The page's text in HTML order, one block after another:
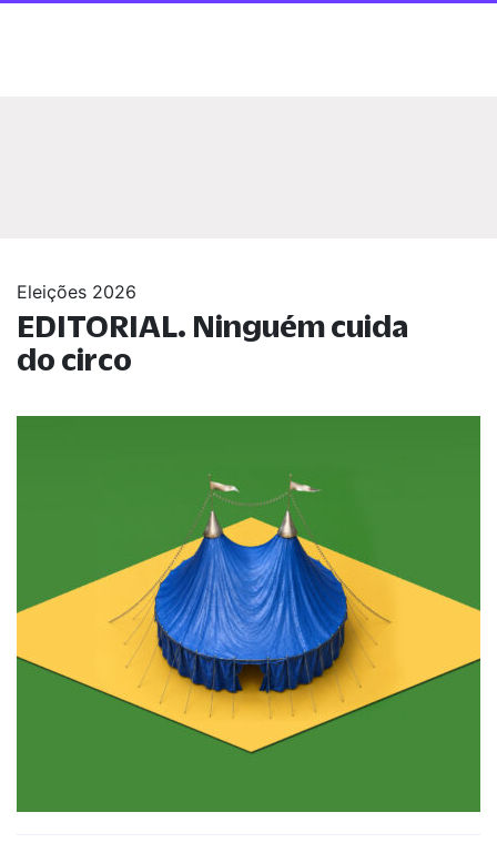
Eleições 2026
EDITORIAL. Ninguém cuida
do circo